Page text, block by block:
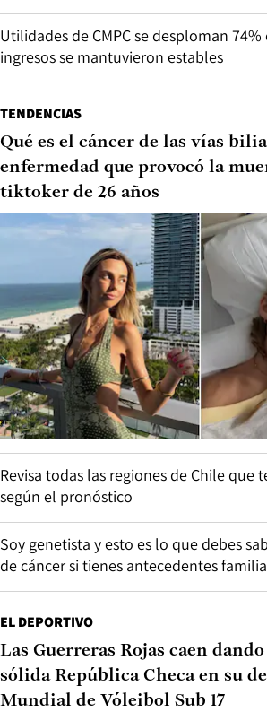
Utilidades de CMPC se desploman
ingresos se mantuvieron estables
TENDENCIAS
Qué es el cáncer de las vías
enfermedad que provocó la
tiktoker de 26 años
Revisa todas las regiones de Chile que
según el pronóstico
Soy genetista y esto es lo que debes
de cáncer si tienes antecedentes
EL DEPORTIVO
Las Guerreras Rojas caen
sólida República Checa en su
Mundial de Vóleibol Sub 17